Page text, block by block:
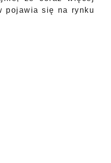
pojawia się na rynku